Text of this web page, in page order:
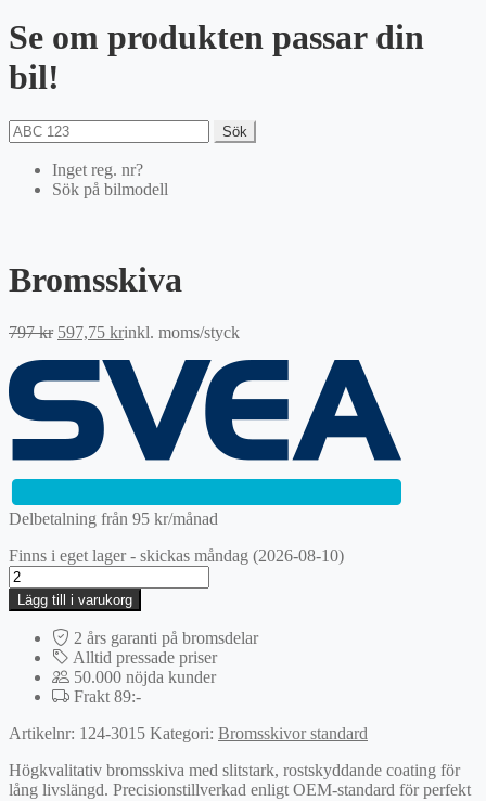
Se om produkten passar din
bil!
Sök
Inget reg. nr?
Sök på bilmodell
Bromsskiva
797kr Det
797 kr.
597,75 krDet
priset
är:
597,75 kr.
inkl. moms/styck
Delbetalning från 95 kr/månad
Finns i eget lager - skickas måndag (2026-08-10)
Bromsskiva
mängd
Lägg till i varukorg
2 års garanti på bromsdelar
Alltid pressade priser
50.000 nöjda kunder
Frakt 89:-
Artikelnr: 124-3015 Kategori: Bromsskivor standard
Högkvalitativ bromsskiva med slitstark, rostskyddande coating för
lång livslängd. Precisionstillverkad enligt OEM-standard för perfekt